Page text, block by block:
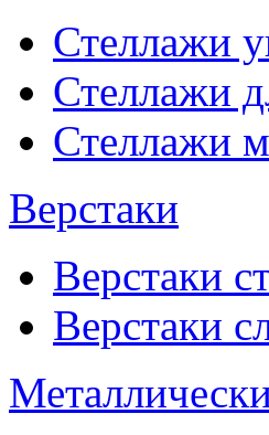
Стеллажи
Стеллажи
Стеллажи
Верстаки
Верстаки
Верстаки